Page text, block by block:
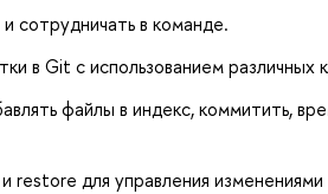
сотрудничать в команде.
в Git с использованием различных
файлы в индекс, коммитить,
restore для управления